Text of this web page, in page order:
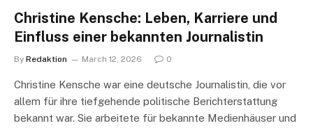
Christine Kensche: Leben, Karriere und
Einfluss einer bekannten Journalistin
By Redaktion March 12, 2026 0
Christine Kensche war eine deutsche Journalistin, die vor
allem für ihre tiefgehende politische Berichterstattung
bekannt war. Sie arbeitete für bekannte Medienhäuser und